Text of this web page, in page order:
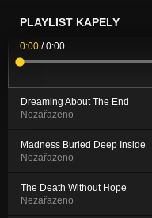
PLAYLIST KAPELY
0:00 /0:00
Dreaming About The End
Nezařazeno
Madness Buried Deep Inside
Nezařazeno
The Death Without Hope
Nezařazeno